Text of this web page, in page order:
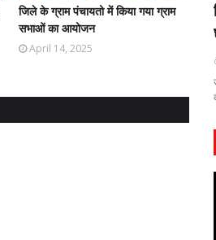
जिले के ग्राम पंचायतो में किया गया ग्राम
सभाओं का आयोजन
April 14, 2025